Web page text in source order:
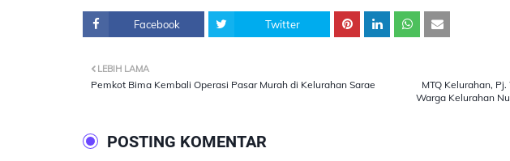
Facebook Twitter
MTQ Kelurahan,
Warga Kelurahan
LEBIH LAMA
Pemkot Bima Kembali Operasi Pasar Murah di Kelurahan Sarae
POSTING KOMENTAR